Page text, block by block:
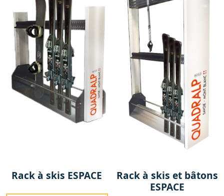
Rack à skis ESPACE
Rack à skis et bâtons
ESPACE